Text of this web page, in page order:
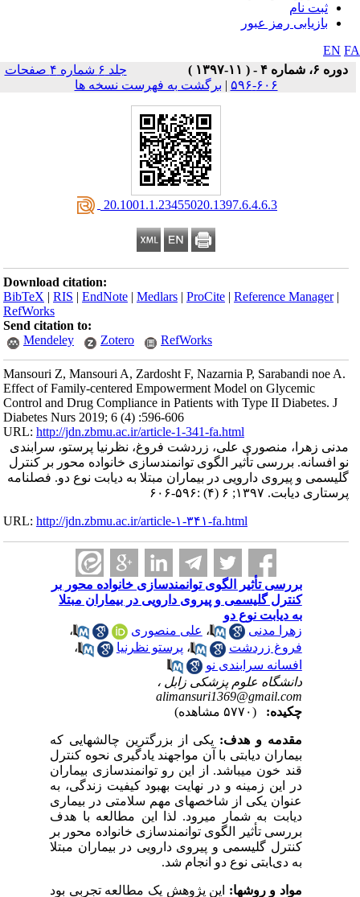
ثبت نام
بازیابی رمز عبور
EN
دوره ۶، شماره ۴ - ( ۱۱-۱۳۹۷ )
جلد ۶ شماره ۴ صفحات
۶۰۶-۵۹۶
| برگشت به فهرست نسخه ها
‎ 20.1001.1.23455020.1397.6.4.6.3
Download citation:
BibTeX |RIS |EndNote |Medlars |ProCite |Reference Manager
RefWorks
Send citation to:
Mendeley
Zotero RefWorks
Mansouri Z, Mansouri A, Zardosht F, Nazarnia P, Sarabandi noe A.
Effect of Family-centered Empowerment Model on Glycemic
Control and Drug Compliance in Patients with Type II Diabetes. J
Diabetes Nurs 2019; 6 (4) :596-606
URL:http://jdn.zbmu.ac.ir/article-1-341-fa.html
مدنی زهرا، منصوری علی، زردشت فروغ، نظرنیا پرستو، سرابندی
نو افسانه. بررسی ﺗﺄﺛﯿﺮ الگوی توانمندسازی خانواده محور ﺑﺮ کنترل
گلیسمی و ﭘﯿﺮوی دارویی در ﺑﯿﻤﺎران مبتلا به دیابت ﻧﻮع دو. فصلنامه
پرستاری دیابت. ۱۳۹۷; ۶ (۴) :۵۹۶-۶۰۶
URL:http://jdn.zbmu.ac.ir/article-۱-۳۴۱-fa.html
بررسی ﺗﺄﺛﯿﺮ الگوی توانمندسازی خانواده محور ﺑﺮ
کنترل گلیسمی و ﭘﯿﺮوی دارویی در ﺑﯿﻤﺎران مبتلا
به دیابت ﻧﻮع دو
زهرا مدنی
،علی منصوری
،
فروغ زردشت
،پرستو نظرنیا
،
افسانه سرابندی نو
دانشگاه علوم پزشکی زابل ،
alimansuri1369@gmail.com
چکیده:
مقدمه و هدف:یکیاز بزرگترینچالش­هاییکه
بیماراندیابتیبا آنمواجهندیادگیرینحوهکنترل
قندخونمی­باشد.از اینرو توانمندسازیبیماران
در این زمینهو درنهایتبهبودکیفیتزندگی، به
عنوانیکیاز شاخص­هایمهمسلامتیدر بیماری
دیابتبهشمار می­رود. لذااینمطالعهبا هدف
بررسی ﺗﺄﺛﯿﺮ الگوی توانمندسازی خانواده محور ﺑﺮ
کنترل گلیسمی و ﭘﯿﺮوی دارویی در ﺑﯿﻤﺎران مبتلا
به دیﺎﺑﺘﯽ ﻧﻮع دو انجامشد.
مواد و روشها:اینپژوهشیکمطالعهتجربیبود